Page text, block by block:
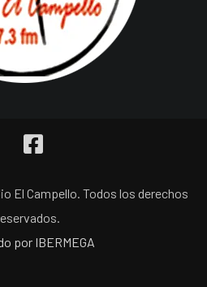
El Campello. Todos los derechos
por IBERMEGA